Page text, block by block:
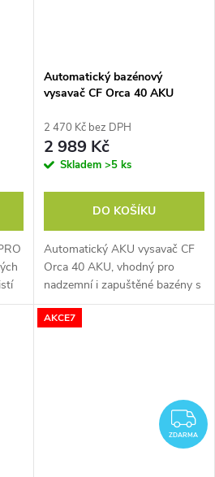
Automatický bazénový
vysavač CF Orca 40 AKU
2 470 Kč bez DPH
2 989 Kč
Skladem >5 ks
DO KOŠÍKU
Automatický AKU vysavač CF
Orca 40 AKU, vhodný pro
nadzemní i zapuštěné bazény s
plochou do 30 m², výdrž baterie
60 min, filtr s jemností filtrování
AKCE7
ZDARMA